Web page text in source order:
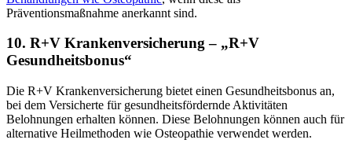
Präventionsmaßnahme anerkannt sind.
10. R+V Krankenversicherung – „R+V
Gesundheitsbonus“
Die R+V Krankenversicherung bietet einen Gesundheitsbonus an,
bei dem Versicherte für gesundheitsfördernde Aktivitäten
Belohnungen erhalten können. Diese Belohnungen können auch für
alternative Heilmethoden wie Osteopathie verwendet werden.